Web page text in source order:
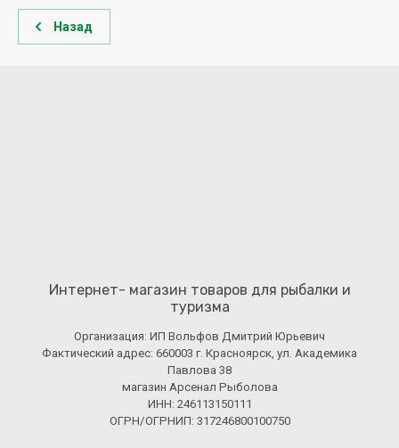
Назад
Интернет- магазин товаров для рыбалки и
туризма
Организация: ИП Вольфов Дмитрий Юрьевич
Фактический адрес: 660003 г. Красноярск, ул. Академика
Павлова 38
магазин Арсенал Рыболова
ИНН: 246113150111
ОГРН/ОГРНИП: 317246800100750